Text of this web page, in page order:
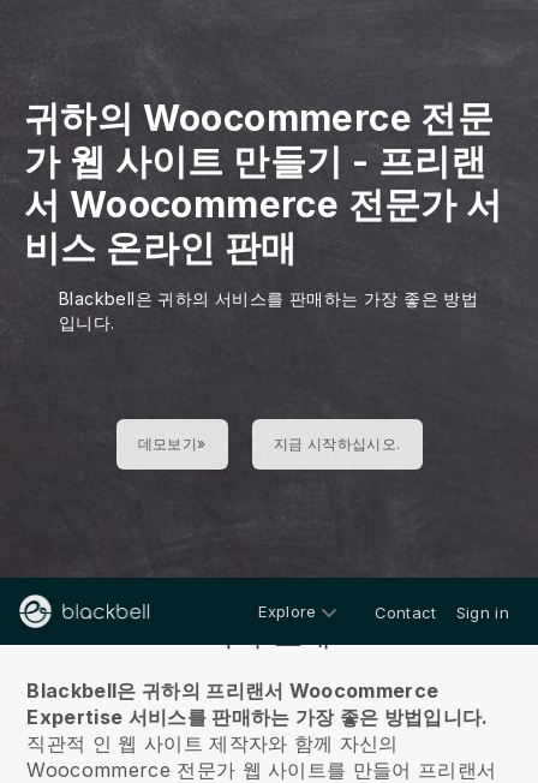
귀하의 Woocommerce 전문
가 웹 사이트 만들기 - 프리랜
서 Woocommerce 전문가 서
비스 온라인 판매
Blackbell은 귀하의 서비스를 판매하는 가장 좋은 방법
입니다.
데모보기» 지금 시작하십시오.
Explore Contact Sign in
Blackbell은 귀하의 프리랜서 Woocommerce
Expertise 서비스를 판매하는 가장 좋은 방법입니다.
직관적 인 웹 사이트 제작자와 함께 자신의
Woocommerce 전문가 웹 사이트를 만들어 프리랜서